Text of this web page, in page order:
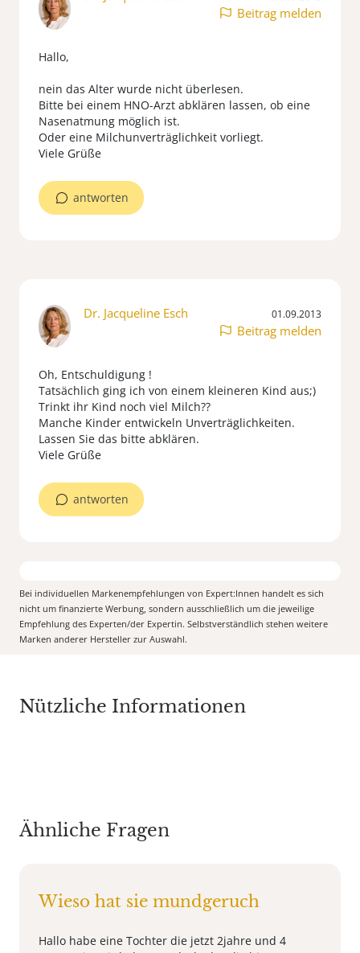
Beitrag melden
Hallo,
nein das Alter wurde nicht überlesen.
Bitte bei einem HNO-Arzt abklären lassen, ob eine
Nasenatmung möglich ist.
Oder eine Milchunverträglichkeit vorliegt.
Viele Grüße
antworten
Dr. Jacqueline Esch 01.09.2013
Beitrag melden
Oh, Entschuldigung !
Tatsächlich ging ich von einem kleineren Kind aus;)
Trinkt ihr Kind noch viel Milch??
Manche Kinder entwickeln Unverträglichkeiten.
Lassen Sie das bitte abklären.
Viele Grüße
antworten
Bei individuellen Markenempfehlungen von Expert:Innen handelt es sich
nicht um finanzierte Werbung, sondern ausschließlich um die jeweilige
Empfehlung des Experten/der Expertin. Selbstverständlich stehen weitere
Marken anderer Hersteller zur Auswahl.
Nützliche Informationen
Ähnliche Fragen
Wieso hat sie mundgeruch
Hallo habe eine Tochter die jetzt 2jahre und 4